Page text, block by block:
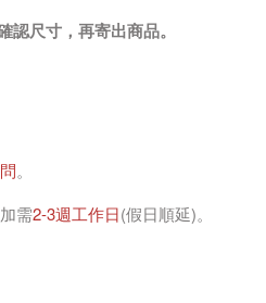
認尺寸，再寄出商品。
。
需2-3週工作日(假日順延)。